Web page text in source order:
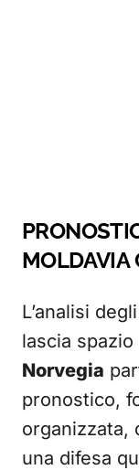
MOLDAVIA
L’analisi
lascia
Norvegia
pronostico,
organizzata,
una difesa